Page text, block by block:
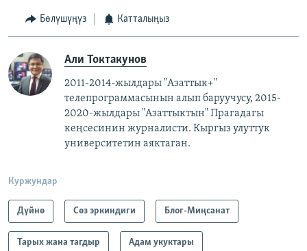
а
Бөлүшүңүз Катталыңыз
Али Токтакунов
2011-2014-жылдары "Азаттык+"
телепрограммасынын алып баруучусу, 2015-
2020-жылдары "Азаттыктын" Прагадагы
кеңсесинин журналисти. ​ Кыргыз улуттук
университетин аяктаган.
Куржундар
Дүйнө Сөз эркиндиги Блог-Миңсанат
Тарых жана тагдыр Адам укуктары